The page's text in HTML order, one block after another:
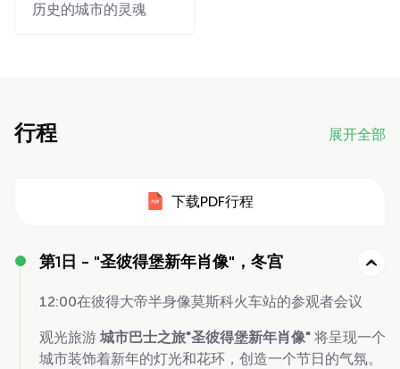
历史的城市的灵魂
行程 展开全部
下载PDF行程
第1日 - "圣彼得堡新年肖像"，冬宫
12:00在彼得大帝半身像莫斯科火车站的参观者会议
观光旅游 城市巴士之旅"圣彼得堡新年肖像" 将呈现一个
城市装饰着新年的灯光和花环，创造一个节日的气氛。